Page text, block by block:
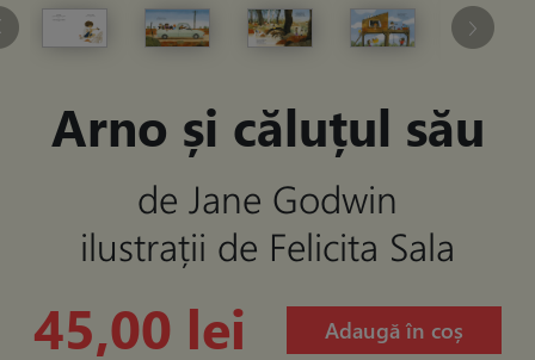
Arno și căluțul său
de Jane Godwin
ilustrații de Felicita Sala
45,00 lei Adaugă în coș